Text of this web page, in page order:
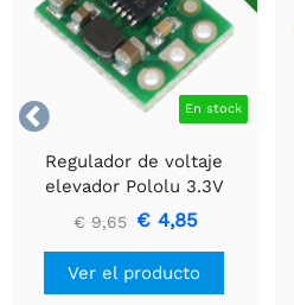
 En stock
Regulador de voltaje
elevador Pololu 3.3V
U1V10F3
€ 9,65 € 4,85
Ver el producto